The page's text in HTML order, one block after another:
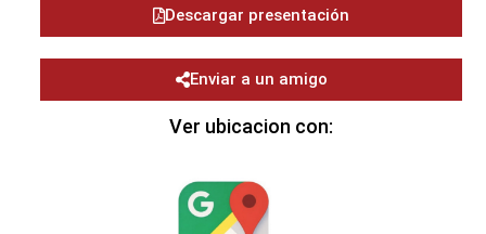
Descargar presentación
Enviar a un amigo
Ver ubicacion con: